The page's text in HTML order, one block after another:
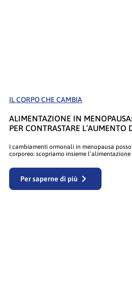
IL CORPO CHE CAMBIA
ALIMENTAZIONE IN
PER CONTRASTARE L’AUMENTO
I cambiamenti ormonali in menopausa
corporeo: scopriamo insieme l’alimentazione
Per saperne di più